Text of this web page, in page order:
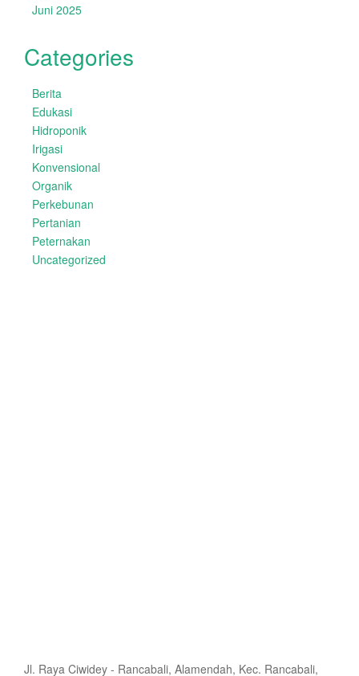
Juni 2025
Categories
Berita
Edukasi
Hidroponik
Irigasi
Konvensional
Organik
Perkebunan
Pertanian
Peternakan
Uncategorized
Jl. Raya Ciwidey - Rancabali, Alamendah, Kec. Rancabali,